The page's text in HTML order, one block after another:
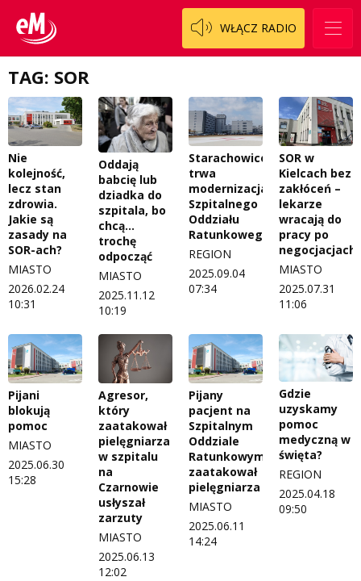
WŁĄCZ RADIO
TAG: SOR
Nie
kolejność,
lecz stan
zdrowia.
Jakie są
zasady na
SOR-ach?
MIASTO
2026.02.24
10:31
Oddają
babcię lub
dziadka do
szpitala, bo
chcą...
trochę
odpocząć
MIASTO
2025.11.12
10:19
Starachowice:
trwa
modernizacja
Szpitalnego
Oddziału
Ratunkowego
REGION
2025.09.04
07:34
SOR w
Kielcach bez
zakłóceń –
lekarze
wracają do
pracy po
negocjacjach
MIASTO
2025.07.31
11:06
Pijani
blokują
pomoc
MIASTO
2025.06.30
15:28
Agresor,
który
zaatakował
pielęgniarza
w szpitalu
na
Czarnowie
usłyszał
zarzuty
MIASTO
2025.06.13
12:02
Pijany
pacjent na
Szpitalnym
Oddziale
Ratunkowym
zaatakował
pielęgniarza
MIASTO
2025.06.11
14:24
Gdzie
uzyskamy
pomoc
medyczną w
święta?
REGION
2025.04.18
09:50